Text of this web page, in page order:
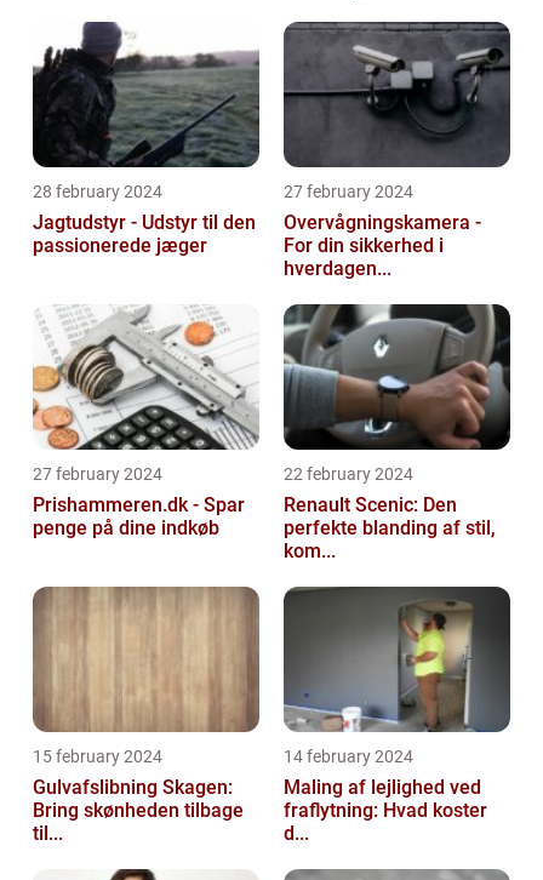
28 february 2024
Jagtudstyr - Udstyr til den
passionerede jæger
27 february 2024
Overvågningskamera -
For din sikkerhed i
hverdagen...
27 february 2024
Prishammeren.dk - Spar
penge på dine indkøb
22 february 2024
Renault Scenic: Den
perfekte blanding af stil,
kom...
15 february 2024
Gulvafslibning Skagen:
Bring skønheden tilbage
til...
14 february 2024
Maling af lejlighed ved
fraflytning: Hvad koster
d...